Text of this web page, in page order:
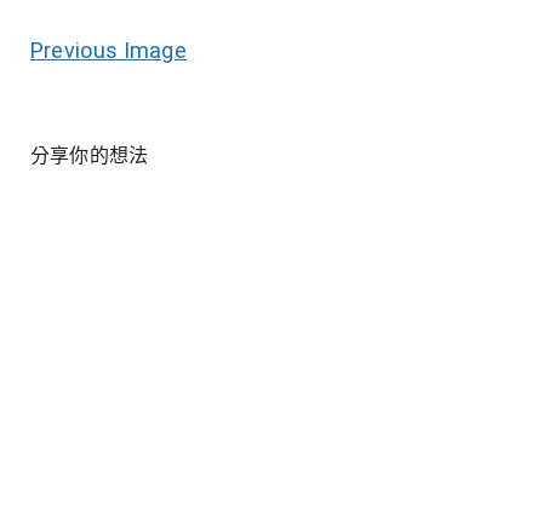
Previous Image
分享你的想法